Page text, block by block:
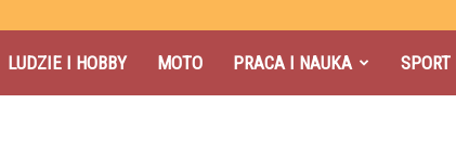
LUDZIE I HOBBY MOTO PRACA I NAUKA